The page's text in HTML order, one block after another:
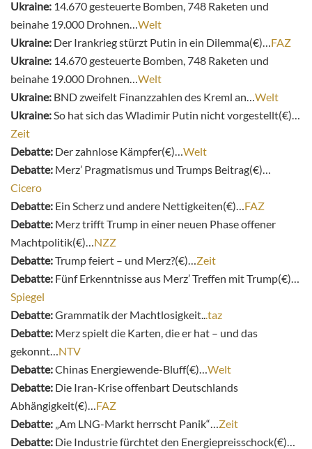
Ukraine: 14.670 gesteuerte Bomben, 748 Raketen und
beinahe 19.000 Drohnen… Welt
Ukraine: Der Irankrieg stürzt Putin in ein Dilemma(€)… FAZ
Ukraine: 14.670 gesteuerte Bomben, 748 Raketen und
beinahe 19.000 Drohnen… Welt
Ukraine: BND zweifelt Finanzzahlen des Kreml an… Welt
Ukraine: So hat sich das Wladimir Putin nicht vorgestellt(€)…
Zeit
Debatte: Der zahnlose Kämpfer(€)… Welt
Debatte: Merz’ Pragmatismus und Trumps Beitrag(€)…
Cicero
Debatte: Ein Scherz und andere Nettigkeiten(€)… FAZ
Debatte: Merz trifft Trump in einer neuen Phase offener
Machtpolitik(€)… NZZ
Debatte:Trump feiert – und Merz?(€)… Zeit
Debatte: Fünf Erkenntnisse aus Merz’ Treffen mit Trump(€)…
Spiegel
Debatte:Grammatik der Machtlosigkeit.. .taz
Debatte: Merz spielt die Karten, die er hat – und das
gekonnt… NTV
Debatte:Chinas Energiewende-Bluff(€)… Welt
Debatte: Die Iran-Krise offenbart Deutschlands
Abhängigkeit(€)… FAZ
Debatte: „Am LNG-Markt herrscht Panik“… Zeit
Debatte: Die Industrie fürchtet den Energiepreisschock(€)…